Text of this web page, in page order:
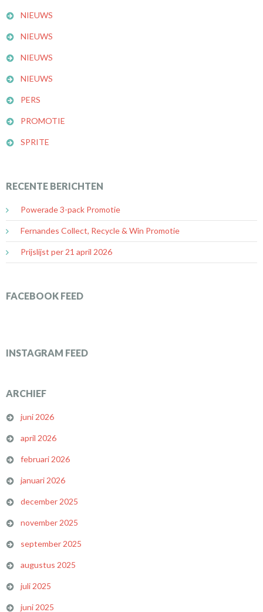
NIEUWS
NIEUWS
NIEUWS
NIEUWS
PERS
PROMOTIE
SPRITE
RECENTE BERICHTEN
Powerade 3-pack Promotie
Fernandes Collect, Recycle & Win Promotie
Prijslijst per 21 april 2026
FACEBOOK FEED
INSTAGRAM FEED
ARCHIEF
juni 2026
april 2026
februari 2026
januari 2026
december 2025
november 2025
september 2025
augustus 2025
juli 2025
juni 2025